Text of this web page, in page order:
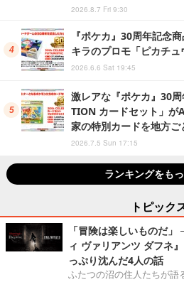
2026.8.7 Fri 9:30
『ポケカ』30周年記念
キラのプロモ「ピカチ
2026.6.6 Sat 19:45
激レアな『ポケカ』30
TION カードセット」
家の特別カードを地方ご
2026.7.5 Sun 17:15
ランキングをも
トピック
「冒険は楽しいものだ
ィ ヴァリアンツ ダフネ
っぷり沈んだ4人の話
ふたつの沼の住人たちが語